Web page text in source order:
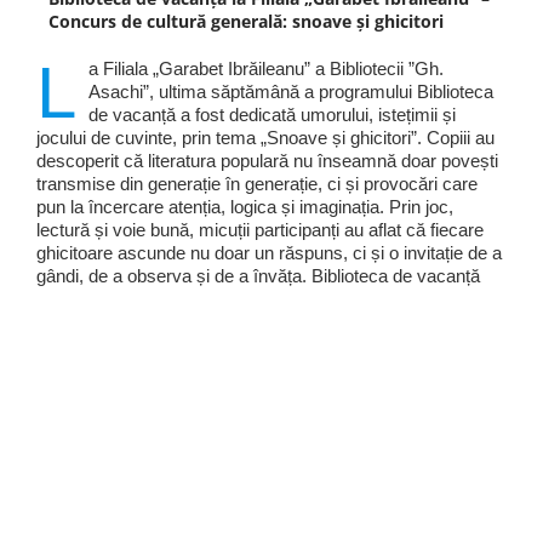
Concurs de cultură generală: snoave și ghicitori
L
a Filiala „Garabet Ibrăileanu” a Bibliotecii ”Gh.
Asachi”, ultima săptămână a programului Biblioteca
de vacanță a fost dedicată umorului, istețimii și
jocului de cuvinte, prin tema „Snoave și ghicitori”. Copiii au
descoperit că literatura populară nu înseamnă doar povești
transmise din generație în generație, ci și provocări care
pun la încercare atenția, logica și imaginația. Prin joc,
lectură și voie bună, micuții participanți au aflat că fiecare
ghicitoare ascunde nu doar un răspuns, ci și o invitație de a
gândi, de a observa și de a învăța. Biblioteca de vacanță